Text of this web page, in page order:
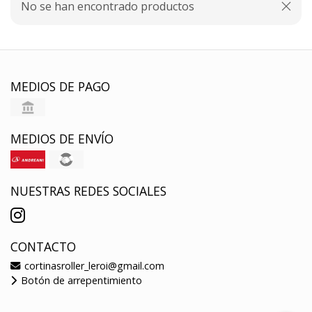
No se han encontrado productos
MEDIOS DE PAGO
MEDIOS DE ENVÍO
NUESTRAS REDES SOCIALES
CONTACTO
cortinasroller_leroi@gmail.com
Botón de arrepentimiento